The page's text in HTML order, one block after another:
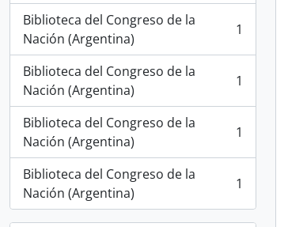
Biblioteca del Congreso de la
Nación (Argentina)
, 1 results 1
Biblioteca del Congreso de la
Nación (Argentina)
, 1 results 1
Biblioteca del Congreso de la
Nación (Argentina)
, 1 results 1
Biblioteca del Congreso de la
Nación (Argentina)
, 1 results 1